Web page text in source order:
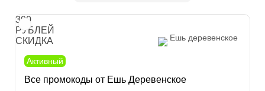
300
РУБЛЕЙ
СКИДКА
Ешь деревенское
Активный
Все промокоды от Ешь Деревенское